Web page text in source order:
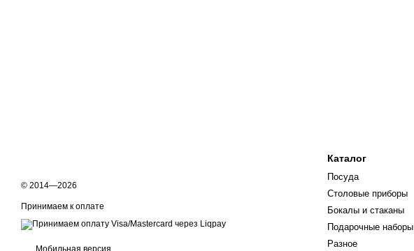
© 2014—2026
Принимаем к оплате
Мобильная версия
Каталог
Посуда
Столовые приборы
Бокалы и стаканы
Подарочные наборы
Разное